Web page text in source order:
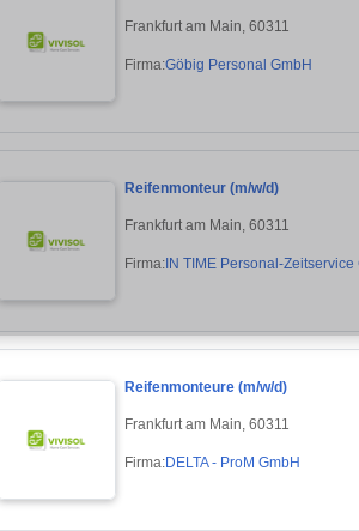
Frankfurt am Main, 60311
Firma:Göbig Personal GmbH
Reifenmonteur (m/w/d)
Frankfurt am Main, 60311
Firma:IN TIME Personal-Zeitservice
Reifenmonteure (m/w/d)
Frankfurt am Main, 60311
Firma:DELTA - ProM GmbH